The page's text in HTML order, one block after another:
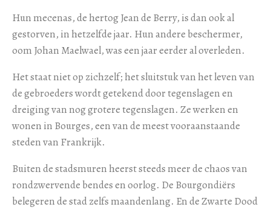
Hun mecenas, de hertog Jean de Berry, is dan ook al
gestorven, in hetzelfde jaar. Hun andere beschermer,
oom Johan Maelwael, was een jaar eerder al overleden.
Het staat niet op zichzelf; het sluitstuk van het leven van
de gebroeders wordt getekend door tegenslagen en
dreiging van nog grotere tegenslagen. Ze werken en
wonen in Bourges, een van de meest vooraanstaande
steden van Frankrijk.
Buiten de stadsmuren heerst steeds meer de chaos van
rondzwervende bendes en oorlog. De Bourgondiërs
belegeren de stad zelfs maandenlang. En de Zwarte Dood